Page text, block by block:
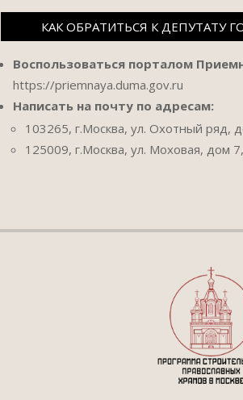
КАК ОБРАТИТЬСЯ К ДЕПУТАТУ
Воспользоваться порталом
https://priemnaya.duma.gov.ru
Написать на почту по адресам:
103265, г.Москва, ул. Охотный ряд,
125009, г.Москва, ул. Моховая, дом